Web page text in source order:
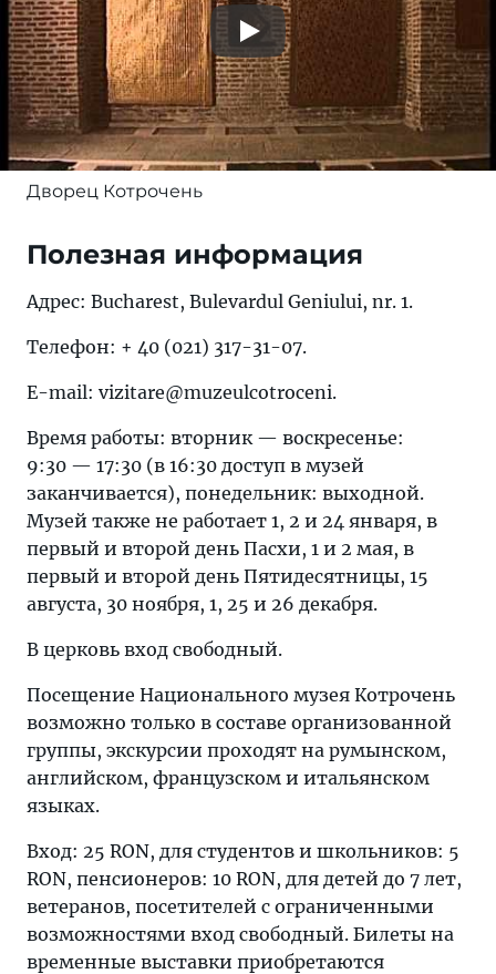
Дворец Котрочень
Полезная информация
Адрес: Bucharest, Bulevardul Geniului, nr. 1.
Телефон: + 40 (021) 317-31-07.
E-mail: vizitare@muzeulcotroceni.
Время работы: вторник — воскресенье:
9:30 — 17:30 (в 16:30 доступ в музей
заканчивается), понедельник: выходной.
Музей также не работает 1, 2 и 24 января, в
первый и второй день Пасхи, 1 и 2 мая, в
первый и второй день Пятидесятницы, 15
августа, 30 ноября, 1, 25 и 26 декабря.
В церковь вход свободный.
Посещение Национального музея Котрочень
возможно только в составе организованной
группы, экскурсии проходят на румынском,
английском, французском и итальянском
языках.
Вход: 25 RON, для студентов и школьников: 5
RON, пенсионеров: 10 RON, для детей до 7 лет,
ветеранов, посетителей с ограниченными
возможностями вход свободный. Билеты на
временные выставки приобретаются